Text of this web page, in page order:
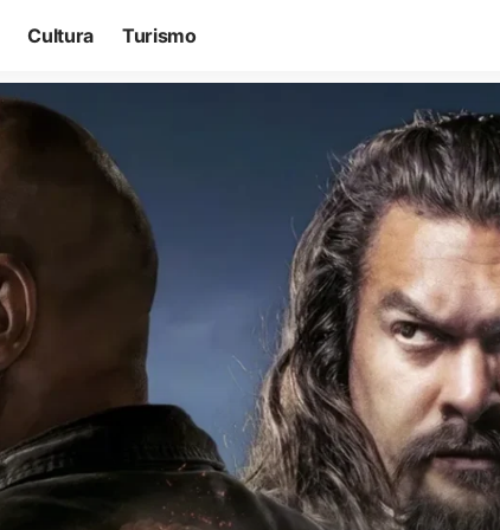
Cultura Turismo